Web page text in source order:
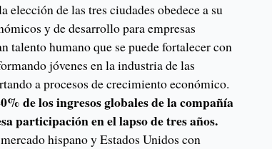
elección de las tres ciudades obedece a su
y de desarrollo para empresas
talento humano que se puede fortalecer con
jóvenes en la industria de las
a procesos de crecimiento económico.
de los ingresos globales de la compañía
participación en el lapso de tres años.
hispano y Estados Unidos con